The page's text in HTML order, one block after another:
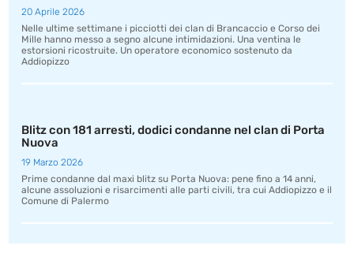
20 Aprile 2026
Nelle ultime settimane i picciotti dei clan di Brancaccio e Corso dei
Mille hanno messo a segno alcune intimidazioni. Una ventina le
estorsioni ricostruite. Un operatore economico sostenuto da
Addiopizzo
Blitz con 181 arresti, dodici condanne nel clan di Porta
Nuova
19 Marzo 2026
Prime condanne dal maxi blitz su Porta Nuova: pene fino a 14 anni,
alcune assoluzioni e risarcimenti alle parti civili, tra cui Addiopizzo e il
Comune di Palermo